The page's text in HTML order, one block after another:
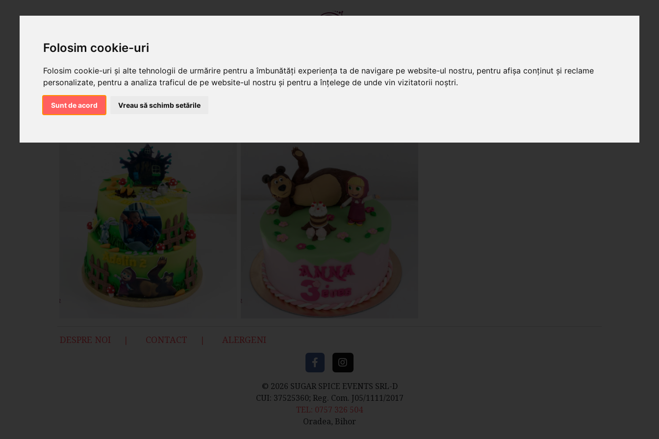
Folosim cookie-uri
Folosim cookie-uri și alte tehnologii de urmărire pentru a îmbunătăți experiența ta de navigare pe website-ul nostru, pentru afișa conținut și reclame
personalizate, pentru a analiza traficul de pe website-ul nostru și pentru a înțelege de unde vin vizitatorii noștri.
Sunt de acord Vreau să schimb setările
DESPRE NOI CONTACT ALERGENI
© 2026 SUGAR SPICE EVENTS SRL-D
CUI: 37525360; Reg. Com. J05/1111/2017
TEL: 0757 326 504
Oradea, Bihor